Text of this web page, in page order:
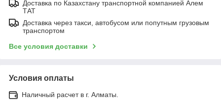
Доставка по Казахстану транспортной компанией Алем
ТАТ
Доставка через такси, автобусом или попутным грузовым
транспортом
Все условия доставки
Условия оплаты
Наличный расчет в г. Алматы.